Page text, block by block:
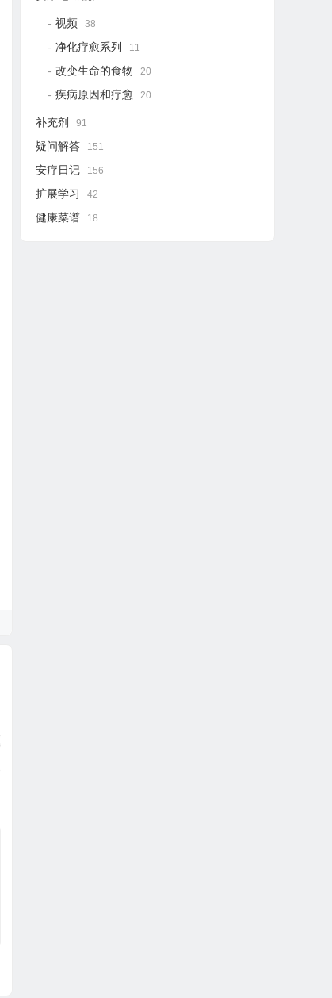
视频 38
净化疗愈系列 11
改变生命的食物 20
疾病原因和疗愈 20
补充剂 91
疑问解答 151
安疗日记 156
扩展学习 42
健康菜谱 18